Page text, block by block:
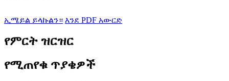
ኢሜይል ይላኩልን። እንደ PDF አውርድ
የምርት ዝርዝር
የሚጠየቁ ጥያቄዎች